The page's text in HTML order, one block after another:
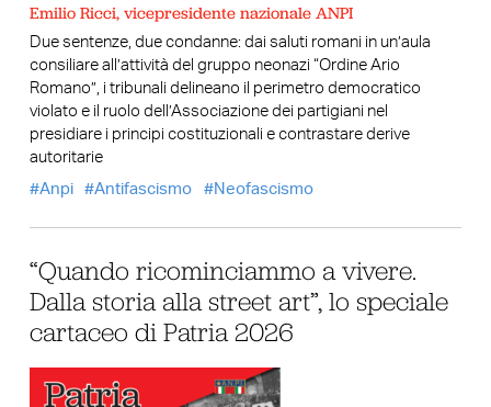
Emilio Ricci, vicepresidente nazionale ANPI
Due sentenze, due condanne: dai saluti romani in un’aula
consiliare all’attività del gruppo neonazi “Ordine Ario
Romano”, i tribunali delineano il perimetro democratico
violato e il ruolo dell’Associazione dei partigiani nel
presidiare i principi costituzionali e contrastare derive
autoritarie
Anpi
Antifascismo Neofascismo
“Quando ricominciammo a vivere.
Dalla storia alla street art”, lo speciale
cartaceo di Patria 2026